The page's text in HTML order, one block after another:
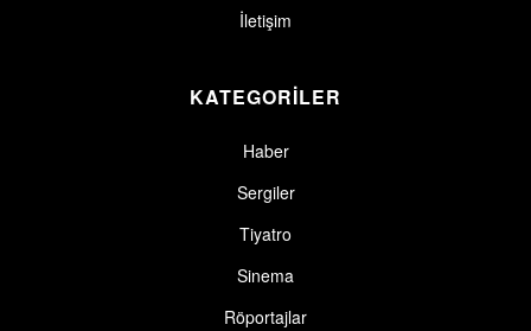
İletişim
KATEGORİLER
Haber
Sergiler
Tiyatro
Sinema
Röportajlar